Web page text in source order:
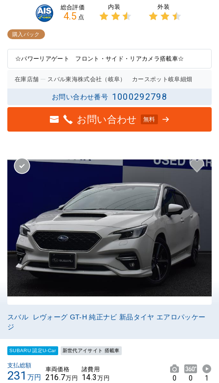
総合評価
4.5 点
内装 外装
購入パック
☆パワーリアゲート フロント・サイド・リアカメラ搭載車☆
在庫店舗 スバル東海株式会社（岐阜） カースポット岐阜細畑
お問い合わせ番号 1000292798
お問い合わせ 無料
スバル レヴォーグ GT-H 純正ナビ 新品タイヤ エアロパッケー
ジ
SUBARU 認定U-Car 新世代アイサイト 搭載車
支払総額
231 万円
車両価格
216.7万円
諸費用
14.3 万円 0 0 1